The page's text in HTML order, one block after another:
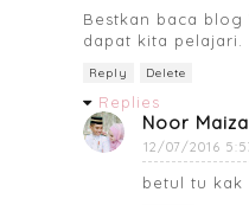
Bestkan baca blog
dapat kita pelajari.
Reply Delete
Replies
Noor
12/07/2016
betul tu kak